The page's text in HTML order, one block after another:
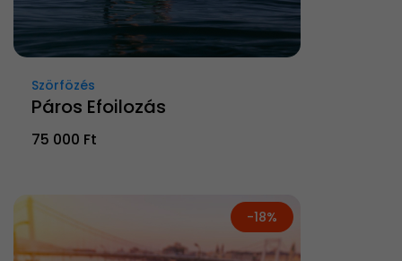
Szörfözés
Páros Efoilozás
75 000 Ft
-18%